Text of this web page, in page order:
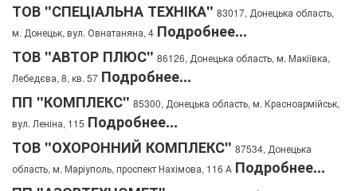
ТОВ "СПЕЦІАЛЬНА ТЕХНІКА" 83017, Донецька область,
м. Донецьк, вул. Овнатаняна, 4 Подробнее...
ТОВ "АВТОР ПЛЮС" 86126, Донецька область, м. Макіївка,
Лебедєва, 8, кв. 57 Подробнее...
ПП "КОМПЛЕКС" 85300, Донецька область, м. Красноармійськ,
вул. Леніна, 115 Подробнее...
ТОВ "ОХОРОННИЙ КОМПЛЕКС" 87534, Донецька
область, м. Маріуполь, проспект Нахімова, 116 А Подробнее...